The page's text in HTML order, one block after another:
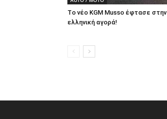
Tο νέο KGM Musso έφτασε στην
ελληνική αγορά!